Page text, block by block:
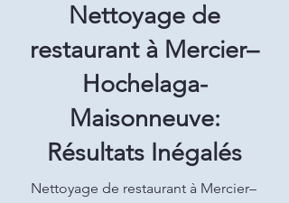
Nettoyage de
restaurant à Mercier–
Hochelaga-
Maisonneuve:
Résultats Inégalés
Nettoyage de restaurant à Mercier–